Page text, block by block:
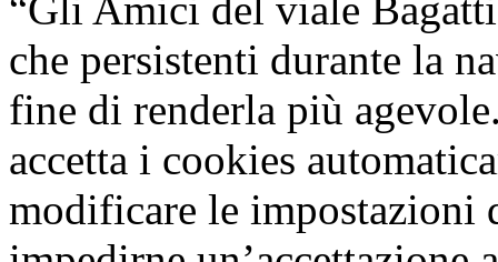
che persistenti durante la
fine di renderla più
accetta i cookies
modificare le impostazioni